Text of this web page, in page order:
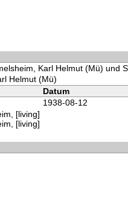
Karl Helmut (Mü) und
Helmut (Mü)
Datum
1938-08-12
[living]
[living]